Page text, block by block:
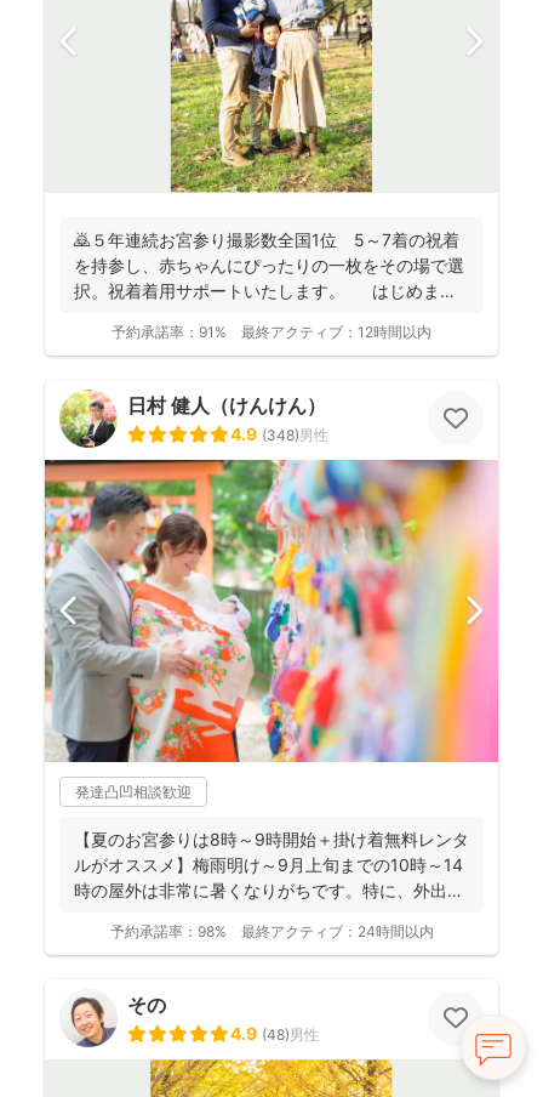
🙇５年連続お宮参り撮影数全国1位 5～7着の祝着
を持参し、赤ちゃんにぴったりの一枚をその場で選
択。祝着着用サポートいたします。 はじめまし
予約承諾率： 91% 最終アクティブ： 12時間以内
日村 健人（けんけん）
4.9 (348)男性
発達凸凹相談歓迎
【夏のお宮参りは8時～9時開始＋掛け着無料レンタ
ルがオススメ】梅雨明け～9月上旬までの10時～14
時の屋外は非常に暑くなりがちです。特に、外出に
予約承諾率： 98% 最終アクティブ： 24時間以内
その
4.9 (48)男性